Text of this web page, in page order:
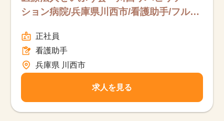
ション病院/兵庫県川西市/看護助手/フルタ
正社員
看護助手
兵庫県 川西市
求人を見る